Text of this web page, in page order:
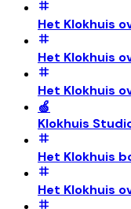
Het Klokhuis
Het Klokhuis
Het Klokhuis
🍏
Klokhuis
Het Klokhuis
Het Klokhuis